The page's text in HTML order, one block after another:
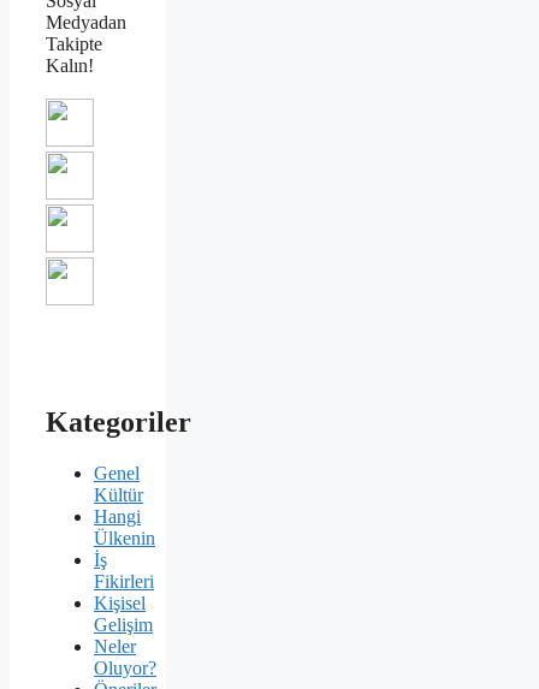
Medyadan
Takipte
Kalın!
Kategoriler
Genel
Kültür
Hangi
Ülkenin
İş
Fikirleri
Kişisel
Gelişim
Neler
Oluyor?